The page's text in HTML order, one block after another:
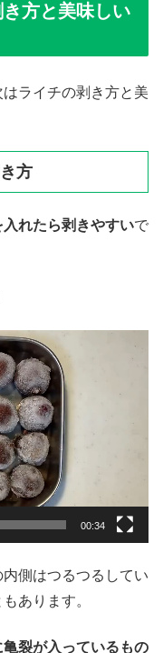
方と美味しい
ライチの剥き方と美
方
れたら剥きやすいで
00:34
側はつるつるしてい
あります。
亀裂が入っているもの